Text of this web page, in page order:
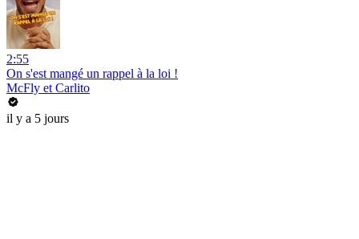
2:55
On s'est mangé un rappel à la loi !
McFly et Carlito
il y a 5 jours